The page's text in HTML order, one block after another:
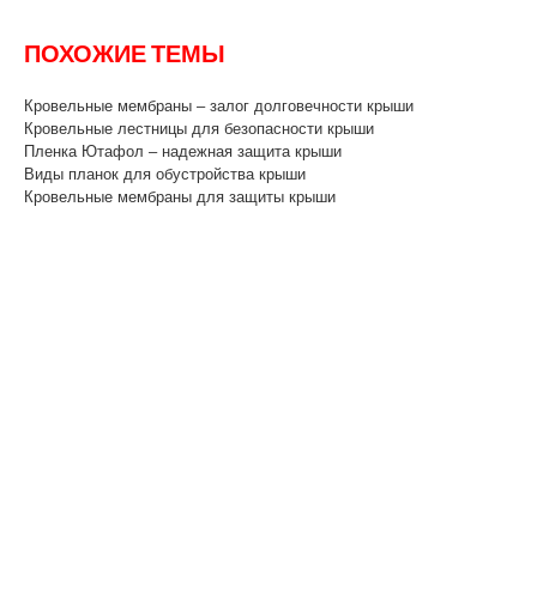
ПОХОЖИЕ ТЕМЫ
Кровельные мембраны – залог долговечности крыши
Кровельные лестницы для безопасности крыши
Пленка Ютафол – надежная защита крыши
Виды планок для обустройства крыши
Кровельные мембраны для защиты крыши